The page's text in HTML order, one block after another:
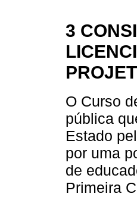
3
O Curso
pública
Estado
por uma
de
Primeira